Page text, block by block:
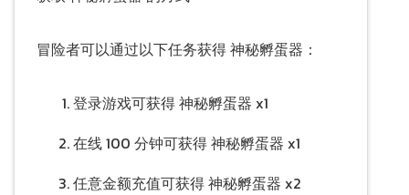
冒险者可以通过以下任务获得 神秘孵蛋器：
登录游戏可获得 神秘孵蛋器 x1
在线 100 分钟可获得 神秘孵蛋器 x1
任意金额充值可获得 神秘孵蛋器 x2